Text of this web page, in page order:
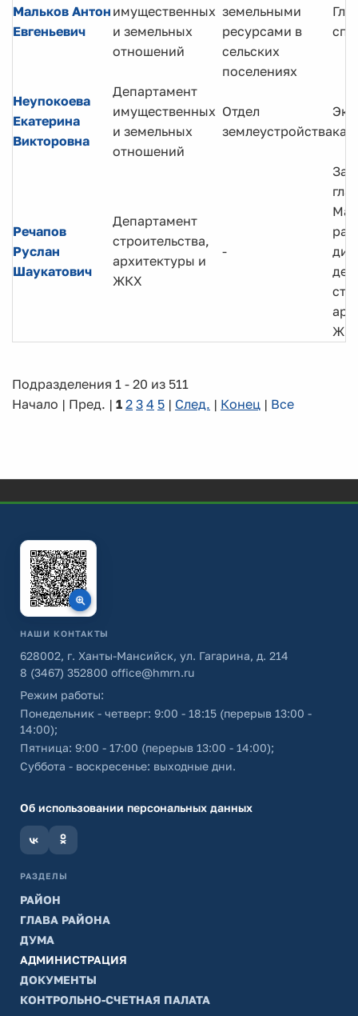
Мальков Антон
Евгеньевич
имущественных
и земельных
отношений
земельными
ресурсами в
сельских
поселениях
Неупокоева
Екатерина
Викторовна
Департамент
имущественных
и земельных
отношений
Отдел
землеустройства
Речапов
Руслан
Шаукатович
Департамент
строительства,
архитектуры и
ЖКХ
-
Подразделения 1 - 20 из 511
Начало | Пред. | 1 2 3 4 5 | След. | Конец | Все
НАШИ КОНТАКТЫ
628002, г. Ханты-Мансийск, ул. Гагарина, д. 214
8 (3467) 352800 office@hmrn.ru
Режим работы:
Понедельник - четверг: 9:00 - 18:15 (перерыв 13:00 -
14:00);
Пятница: 9:00 - 17:00 (перерыв 13:00 - 14:00);
Суббота - воскресенье: выходные дни.
Об использовании персональных данных
РАЗДЕЛЫ
РАЙОН
ГЛАВА РАЙОНА
ДУМА
АДМИНИСТРАЦИЯ
ДОКУМЕНТЫ
КОНТРОЛЬНО-СЧЕТНАЯ ПАЛАТА